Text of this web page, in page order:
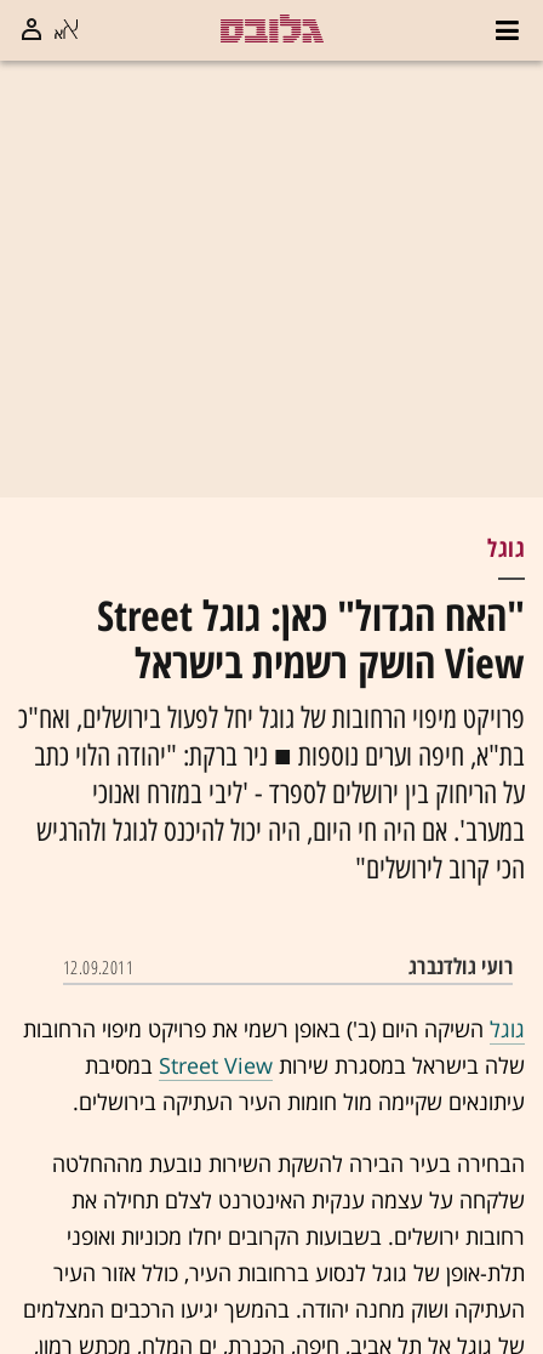
גוגל
"האח הגדול" כאן: גוגל Street
View הושק רשמית בישראל
פרויקט מיפוי הרחובות של גוגל יחל לפעול בירושלים, ואח"כ
בת"א, חיפה וערים נוספות ■ ניר ברקת: "יהודה הלוי כתב
על הריחוק בין ירושלים לספרד - 'ליבי במזרח ואנוכי
במערב'. אם היה חי היום, היה יכול להיכנס לגוגל ולהרגיש
הכי קרוב לירושלים"
רועי גולדנברג 12.09.2011
גוגל השיקה היום (ב') באופן רשמי את פרויקט מיפוי הרחובות
שלה בישראל במסגרת שירות Street View במסיבת
עיתונאים שקיימה מול חומות העיר העתיקה בירושלים.
הבחירה בעיר הבירה להשקת השירות נובעת מההחלטה
שלקחה על עצמה ענקית האינטרנט לצלם תחילה את
רחובות ירושלים. בשבועות הקרובים יחלו מכוניות ואופני
תלת-אופן של גוגל לנסוע ברחובות העיר, כולל אזור העיר
העתיקה ושוק מחנה יהודה. בהמשך יגיעו הרכבים המצלמים
של גוגל אל תל אביב, חיפה, הכנרת, ים המלח, מכתש רמון,